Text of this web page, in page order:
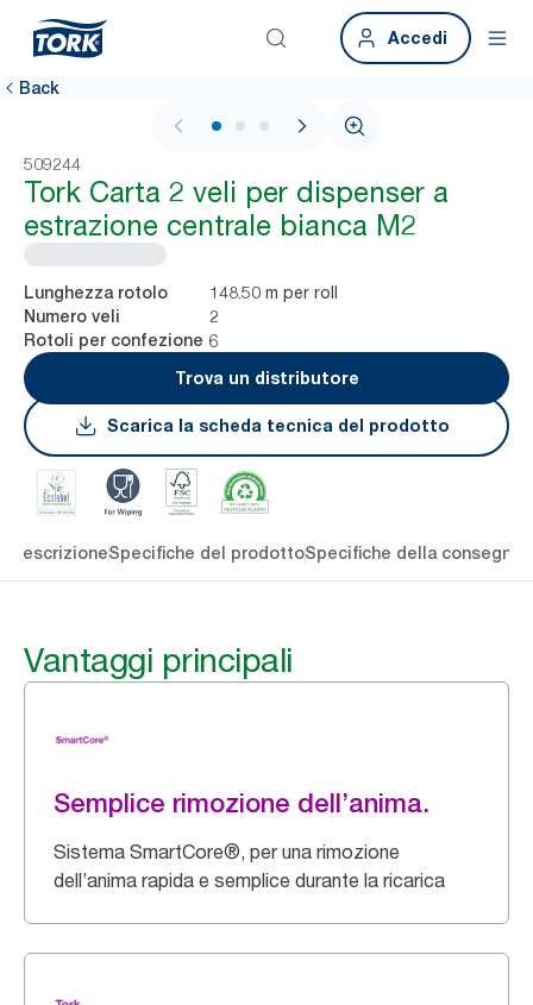
Accedi
Back
1 / 3
509244
Tork Carta 2 veli per dispenser a
estrazione centrale bianca M2
Lunghezza rotolo 148.50 m per roll
Numero veli 2
Rotoli per confezione 6
Trova un distributore
Scarica la scheda tecnica del prodotto
DescrizioneSpecifiche del prodottoSpecifiche della consegna
Vantaggi principali
Semplice rimozione dell’anima.
Sistema SmartCore®, per una rimozione
dell’anima rapida e semplice durante la ricarica